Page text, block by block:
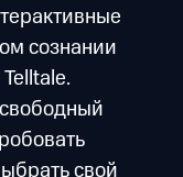
сознании
свой